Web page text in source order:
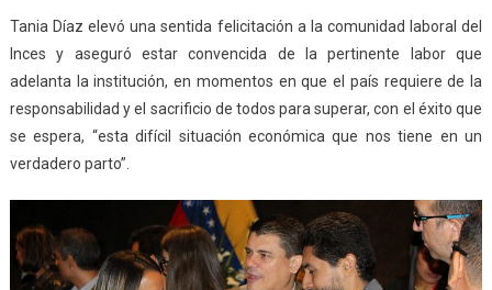
Tania Díaz elevó una sentida felicitación a la comunidad laboral del
Inces y aseguró estar convencida de la pertinente labor que
adelanta la institución, en momentos en que el país requiere de la
responsabilidad y el sacrificio de todos para superar, con el éxito que
se espera, “esta difícil situación económica que nos tiene en un
verdadero parto”.